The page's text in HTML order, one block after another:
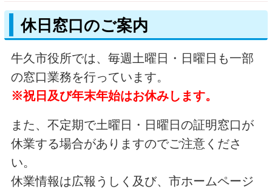
休日窓口のご案内
牛久市役所では、毎週土曜日・日曜日も一部
の窓口業務を行っています。
※祝日及び年末年始はお休みします。
また、不定期で土曜日・日曜日の証明窓口が
休業する場合がありますのでご注意くださ
い。
休業情報は広報うしく及び、市ホームページ